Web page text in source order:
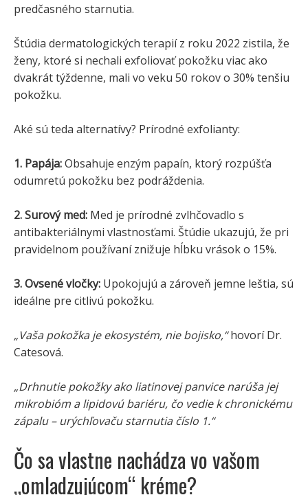
predčasného starnutia.
Štúdia dermatologických terapií z roku 2022 zistila, že
ženy, ktoré si nechali exfoliovať pokožku viac ako
dvakrát týždenne, mali vo veku 50 rokov o 30% tenšiu
pokožku.
Aké sú teda alternatívy? Prírodné exfolianty:
1. Papája:Obsahuje enzým papaín, ktorý rozpúšťa
odumretú pokožku bez podráždenia.
2. Surový med: Med je prírodné zvlhčovadlo s
antibakteriálnymi vlastnosťami. Štúdie ukazujú, že pri
pravidelnom používaní znižuje hĺbku vrások o 15%.
3. Ovsené vločky: Upokojujú a zároveň jemne leštia, sú
ideálne pre citlivú pokožku.
„Vaša pokožka je ekosystém, nie bojisko,“hovorí Dr.
Catesová.
„Drhnutie pokožky ako liatinovej panvice narúša jej
mikrobióm a lipidovú bariéru, čo vedie k chronickému
zápalu – urýchľovaču starnutia číslo 1.“
Čo sa vlastne nachádza vo vašom
„omladzujúcom“ kréme?